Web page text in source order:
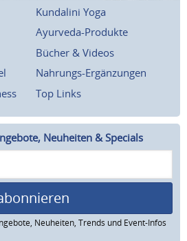
Kundalini Yoga
Ayurveda-Produkte
Bücher & Videos
Nahrungs-Ergänzungen
Top Links
Neuheiten & Specials
Neuheiten, Trends und Event-Infos